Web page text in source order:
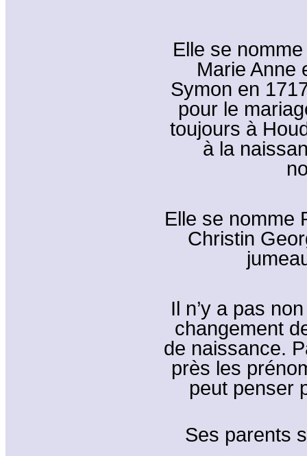
Elle se
Marie Anne
Symon en
pour le
toujours à
à la
Elle se nomme
Christin
Il n’y a pas
changement
de naissance.
près les
peut penser
Ses parents